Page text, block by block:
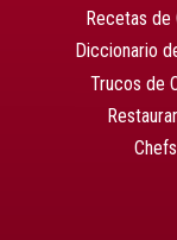
Recetas de
Diccionario
Trucos de
Chefs